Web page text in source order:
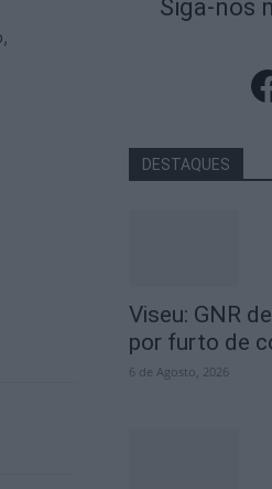
Siga-nos
DESTAQUES
Viseu: GNR
por furto de
6 de Agosto, 2026